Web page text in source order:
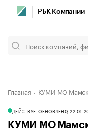
РБК Компании
Главная КУМИ МО
ДЕЙСТВУЕТОБНОВЛЕНО,
КУМИ МО